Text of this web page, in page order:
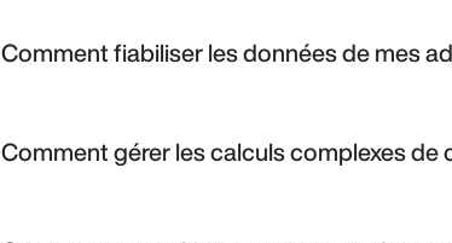
Comment fiabiliser les données de mes
Comment gérer les calculs complexes de